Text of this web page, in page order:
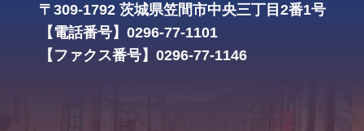
〒309-1792 茨城県笠間市中央三丁目2番1号
【電話番号】0296-77-1101
【ファクス番号】0296-77-1146